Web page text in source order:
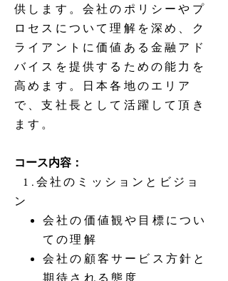
供します。会社のポリシーやプ
ロセスについて理解を深め、ク
ライアントに価値ある金融アド
バイスを提供するための能力を
高めます。日本各地のエリア
で、支社長として活躍して頂き
ます。
コース内容：
1.会社のミッションとビジョ
ン
会社の価値観や目標につい
ての理解
会社の顧客サービス方針と
期待される態度